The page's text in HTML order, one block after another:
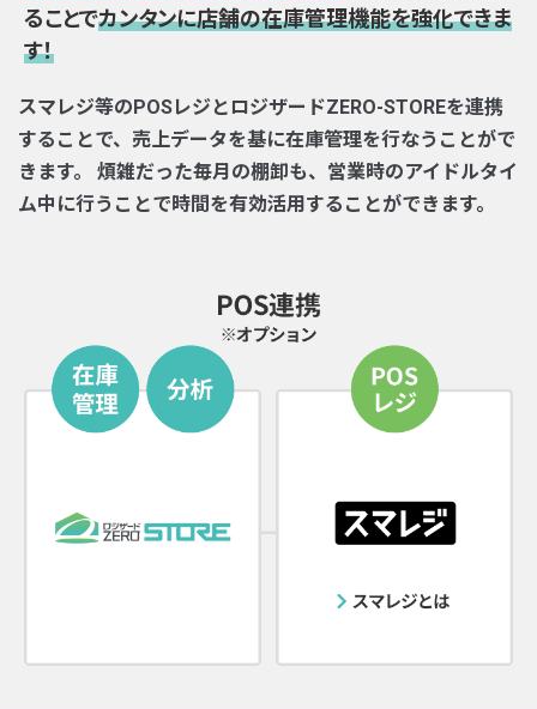
ることでカンタンに店舗の在庫管理機能を強化できま
す！
スマレジ等のPOSレジとロジザードZERO-STOREを連携
することで、売上データを基に在庫管理を行なうことがで
きます。
煩雑だった毎月の棚卸も、営業時のアイドルタイ
ム中に行うことで時間を有効活用することができます。